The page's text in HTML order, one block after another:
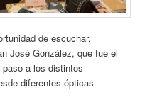
de escuchar,
José González, que fue el
paso a los distintos
diferentes ópticas